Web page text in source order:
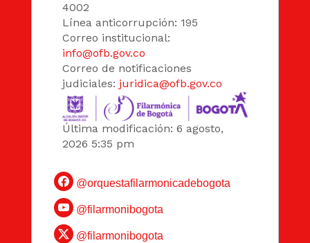
4002
Línea anticorrupción: 195
Correo institucional:
info@ofb.gov.co
Correo de notificaciones
judiciales: juridica@ofb.gov.co
Última modificación: 6 agosto,
2026 5:35 pm
@orquestafilarmonicadebogota
@filarmonibogota
@filarmonibogota